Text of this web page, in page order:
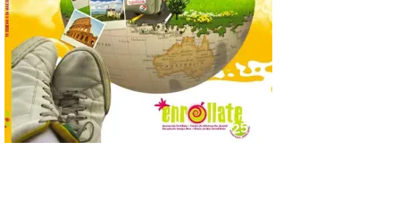
Bruselas, 6 de agosto de
2026.- La Comisión
Europea ha actualizado las normas de su
programa de prácticas, estableciendo un
marco único modernizado que hace que el
programa […]
Despega el primer avión